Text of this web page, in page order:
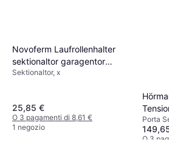
Novoferm Laufrollenhalter
sektionaltor garagentor
30102
Sektionaltor, x
25,85 €
O 3 pagamenti di 8,61 €
1 negozio
Porta
O 3